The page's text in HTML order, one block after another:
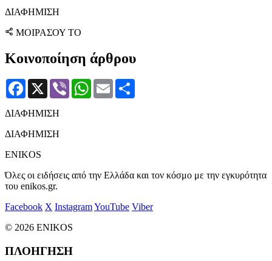
ΔΙΑΦΗΜΙΣΗ
ΜΟΙΡΑΣΟΥ ΤΟ
Κοινοποίηση άρθρου
Facebook
X Viber WhatsApp
Email
ΔΙΑΦΗΜΙΣΗ
ΔΙΑΦΗΜΙΣΗ
ENIKOS
Όλες οι ειδήσεις από την Ελλάδα και τον κόσμο με την εγκυρότητα
του enikos.gr.
Facebook X InstagramYouTube Viber
© 2026 ENIKOS
ΠΛΟΗΓΗΣΗ